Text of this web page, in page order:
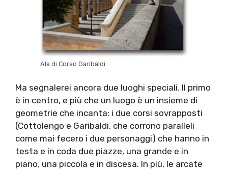
Ala di Corso Garibaldi
Ma segnalerei ancora due luoghi speciali. Il primo
è in centro, e più che un luogo è un insieme di
geometrie che incanta: i due corsi sovrapposti
(Cottolengo e Garibaldi, che corrono paralleli
come mai fecero i due personaggi) che hanno in
testa e in coda due piazze, una grande e in
piano, una piccola e in discesa. In più, le arcate